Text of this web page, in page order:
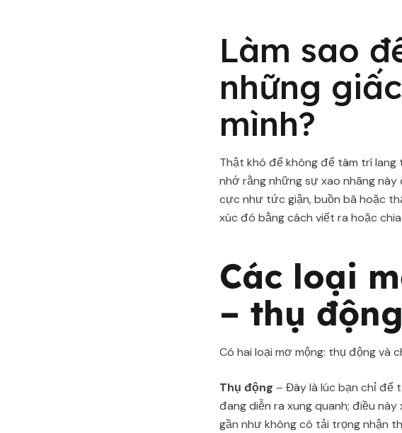
Làm sao
những
mình?
Thật khó để không để tâm trí lang
nhớ rằng những sự xao nhãng
cực như tức giận, buồn bã hoặc
xúc đó bằng cách viết ra hoặc
Các loại
– thụ
Có hai loại mơ mộng: thụ động và
Thụ động – Đây là lúc bạn chỉ để
đang diễn ra xung quanh; điều
gần như không có tải trọng nhận